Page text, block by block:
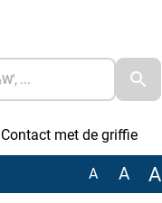
Contact met de griffie
A A A